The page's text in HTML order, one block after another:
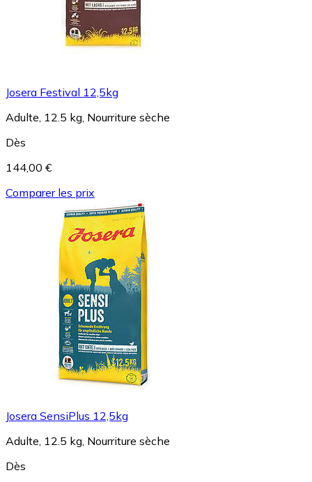
Josera Festival 12,5kg
Adulte, 12.5 kg, Nourriture sèche
Dès
144,00 €
Comparer les prix
Josera SensiPlus 12,5kg
Adulte, 12.5 kg, Nourriture sèche
Dès